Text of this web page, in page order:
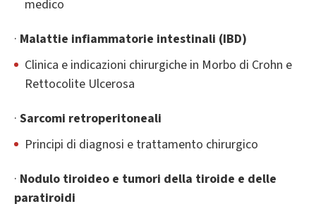
medico
· Malattie infiammatorie intestinali (IBD)
Clinica e indicazioni chirurgiche in Morbo di Crohn e
Rettocolite Ulcerosa
· Sarcomi retroperitoneali
Principi di diagnosi e trattamento chirurgico
· Nodulo tiroideo e tumori della tiroide e delle
paratiroidi